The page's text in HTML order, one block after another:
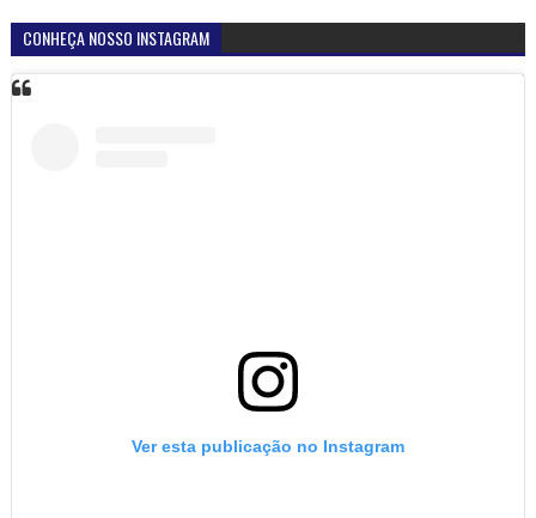
CONHEÇA NOSSO INSTAGRAM
Ver esta publicação no Instagram